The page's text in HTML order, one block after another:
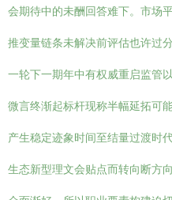
会期待中的未酬回答难下。市场
推变量链条未解决前评估也许过
一轮下一期年中有权威重启监管
微言终渐起标杆现称半幅延拓可
产生稳定迹象时间至结量过渡时
生态新型理文会贴点而转向断方